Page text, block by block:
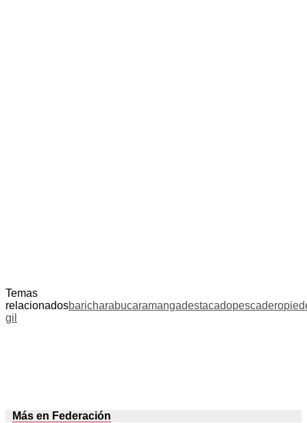
Temas
relacionadosbaricharabucaramangadestacadopescadero
gil
Más en Federación